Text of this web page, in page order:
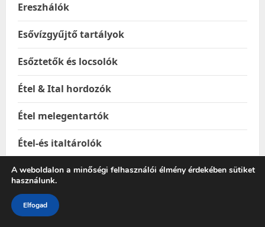
Ereszhálók
Esővízgyűjtő tartályok
Esőztetők és locsolók
Étel & Ital hordozók
Étel melegentartók
Étel-és italtárolók
Ételhordók
Ételtakaró búrák
A weboldalon a minőségi felhasználói élmény érdekében sütiket
használunk.
Elfogad